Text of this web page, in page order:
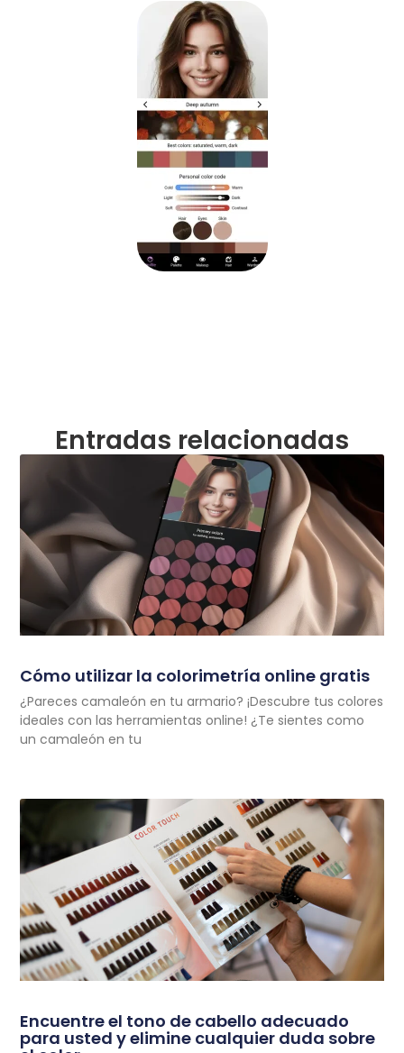
Entradas relacionadas
Cómo utilizar la colorimetría online gratis
¿Pareces camaleón en tu armario? ¡Descubre tus colores
ideales con las herramientas online! ¿Te sientes como
un camaleón en tu
Encuentre el tono de cabello adecuado
para usted y elimine cualquier duda sobre